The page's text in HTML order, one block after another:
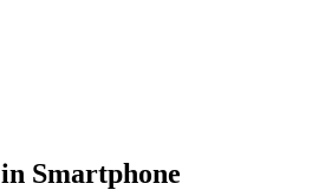
in Smartphone